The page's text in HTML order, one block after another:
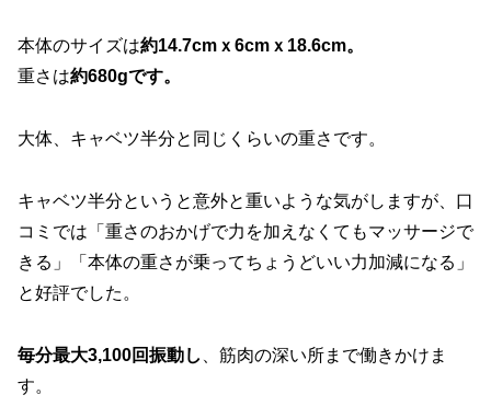
本体のサイズは約14.7cmｘ6cmｘ18.6cm。
重さは約680gです。
大体、キャベツ半分と同じくらいの重さです。
キャベツ半分というと意外と重いような気がしますが、口
コミでは「重さのおかげで力を加えなくてもマッサージで
きる」「本体の重さが乗ってちょうどいい力加減になる」
と好評でした。
毎分最大3,100回振動し
、筋肉の深い所まで働きかけま
す。